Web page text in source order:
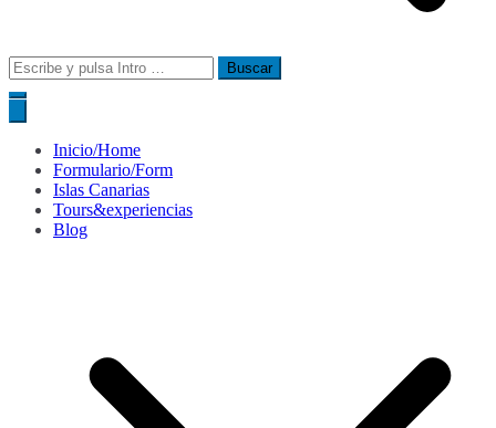
Buscar:
Inicio/Home
Formulario/Form
Islas Canarias
Tours&experiencias
Blog